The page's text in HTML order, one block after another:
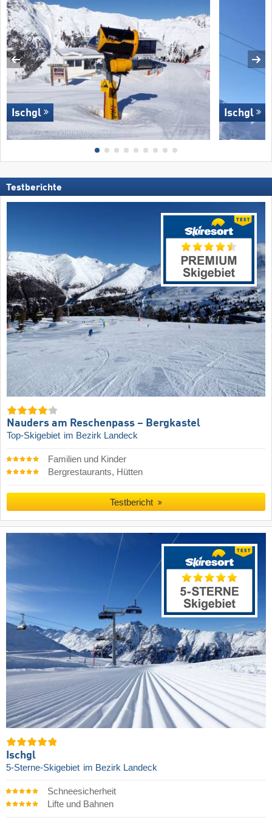
Ischgl Ischgl
Testberichte
Nauders am Reschenpass – Bergkastel
Top-Skigebiet im Bezirk Landeck
Familien und Kinder
Bergrestaurants, Hütten
Testbericht
Ischgl
5-Sterne-Skigebiet im Bezirk Landeck
Schneesicherheit
Lifte und Bahnen